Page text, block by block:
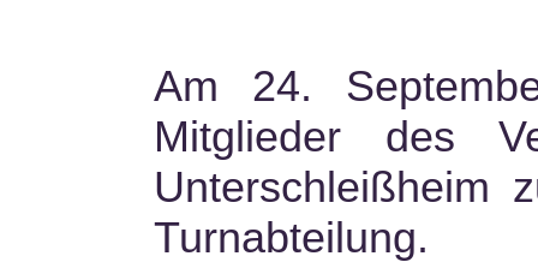
Am 24.
Mitglieder des
Unterschleißheim
Turnabteilung.